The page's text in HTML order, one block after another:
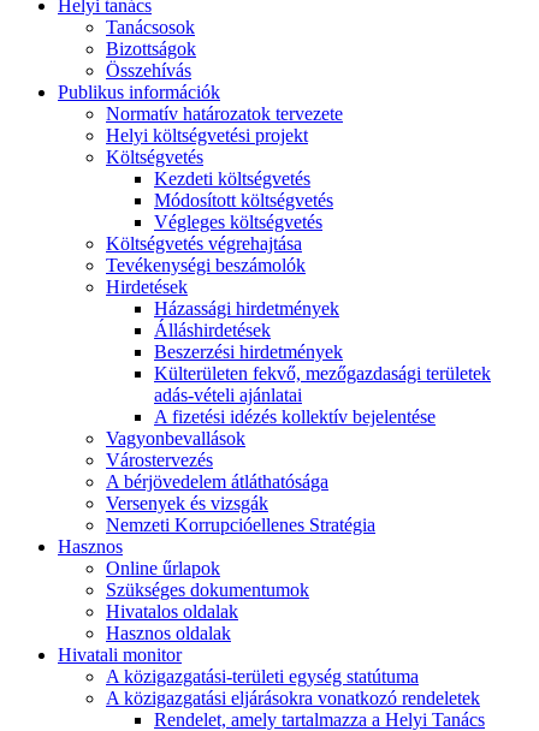
Helyi tanács
Tanácsosok
Bizottságok
Összehívás
Publikus információk
Normatív határozatok tervezete
Helyi költségvetési projekt
Költségvetés
Kezdeti költségvetés
Módosított költségvetés
Végleges költségvetés
Költségvetés végrehajtása
Tevékenységi beszámolók
Hirdetések
Házassági hirdetmények
Álláshirdetések
Beszerzési hirdetmények
Külterületen fekvő, mezőgazdasági területek
adás-vételi ajánlatai
A fizetési idézés kollektív bejelentése
Vagyonbevallások
Várostervezés
A bérjövedelem átláthatósága
Versenyek és vizsgák
Nemzeti Korrupcióellenes Stratégia
Hasznos
Online űrlapok
Szükséges dokumentumok
Hivatalos oldalak
Hasznos oldalak
Hivatali monitor
A közigazgatási-területi egység statútuma
A közigazgatási eljárásokra vonatkozó rendeletek
Rendelet, amely tartalmazza a Helyi Tanács